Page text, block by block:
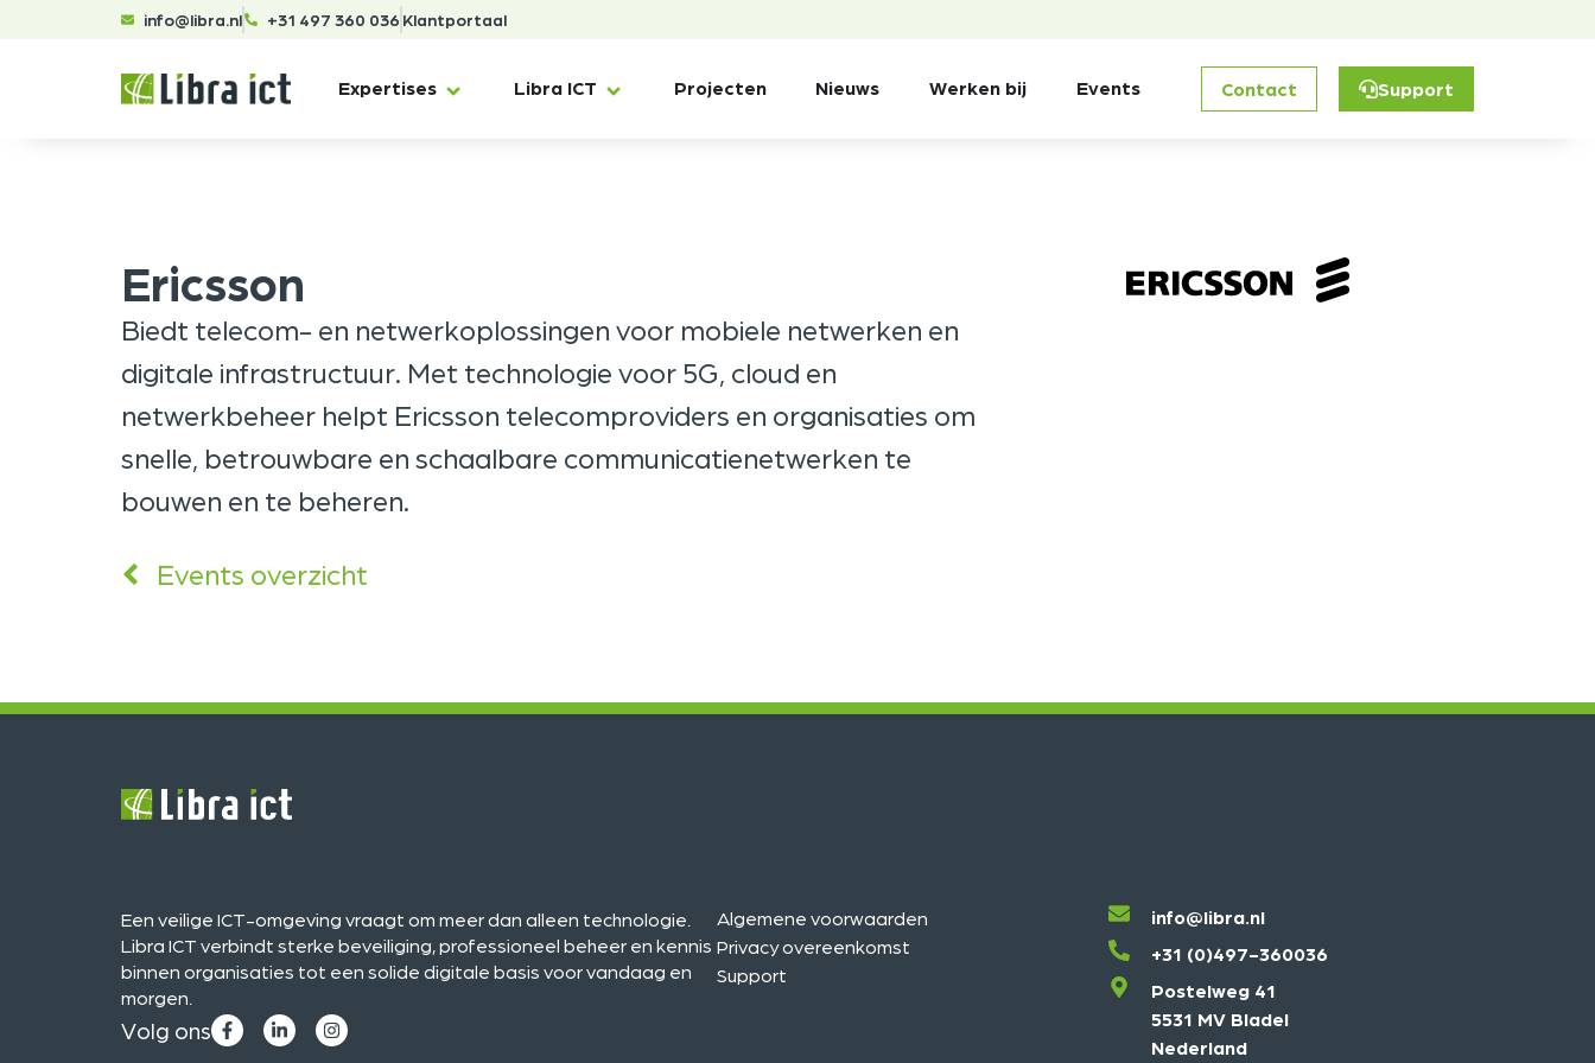
info@libra.nl +31 497 360 036 Klantportaal
Expertises Libra ICT Projecten Nieuws Werken bij Events Contact Support
Ericsson
Biedt telecom- en netwerkoplossingen voor mobiele netwerken en
digitale infrastructuur. Met technologie voor 5G, cloud en
netwerkbeheer helpt Ericsson telecomproviders en organisaties om
snelle, betrouwbare en schaalbare communicatienetwerken te
bouwen en te beheren.
Events overzicht
Een veilige ICT-omgeving vraagt om meer dan alleen technologie.
Libra ICT verbindt sterke beveiliging, professioneel beheer en kennis
binnen organisaties tot een solide digitale basis voor vandaag en
morgen.
Volg ons
Algemene voorwaarden
Privacy overeenkomst
Support
info@libra.nl
+31 (0)497-360036
Postelweg 41
5531 MV Bladel
Nederland